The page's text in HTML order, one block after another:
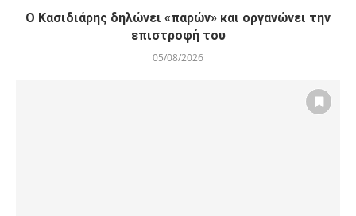
Ο Κασιδιάρης δηλώνει «παρών» και οργανώνει την
επιστροφή του
05/08/2026